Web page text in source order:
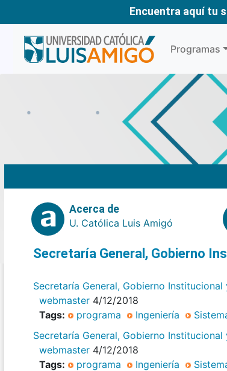
Encuentra aquí tu
Programas
Acerca de
U. Católica Luis Amigó
Secretaría General, Gobierno
Secretaría General, Gobierno Institucional
webmaster 4/12/2018
Tags:
programa Ingeniería
Secretaría General, Gobierno Institucional
webmaster 4/12/2018
Tags:
programa Ingeniería